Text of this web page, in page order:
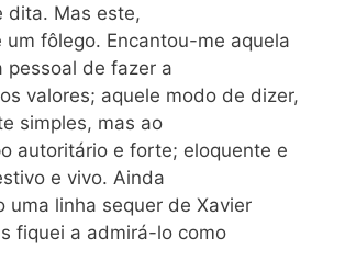
dita. Mas este,
um fôlego. Encantou-me aquela
pessoal de fazer a
valores; aquele modo de dizer,
simples, mas ao
autoritário e forte; eloquente e
e vivo. Ainda
uma linha sequer de Xavier
fiquei a admirá-lo como